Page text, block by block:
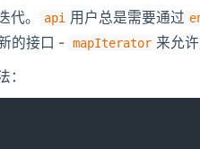
代。 api 用户总是需要通过
的接口 - mapIterator 来允
：